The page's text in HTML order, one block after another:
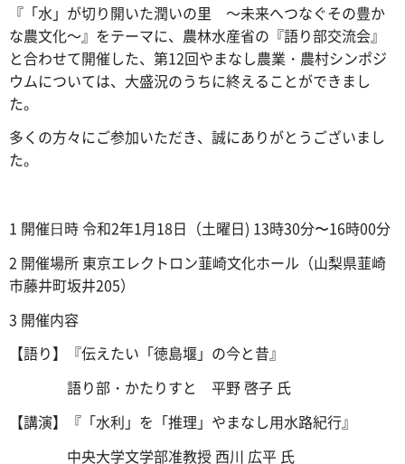
『「水」が切り開いた潤いの里 ～未来へつなぐその豊か
な農文化～』をテーマに、農林水産省の『語り部交流会』
と合わせて開催した、第12回やまなし農業・農村シンポジ
ウムについては、大盛況のうちに終えることができまし
た。
多くの方々にご参加いただき、誠にありがとうございまし
た。
1 開催⽇時 令和2年1月18日（土曜日) 13時30分〜16時00分
2 開催場所 東京エレクトロン韮崎文化ホール（山梨県韮崎
市藤井町坂井205）
3 開催内容
【語り】『伝えたい「徳島堰」の今と昔』
語り部・かたりすと 平野 啓子 氏
【講演】『「水利」を「推理」やまなし用水路紀行』
中央大学文学部准教授 西川 広平 氏